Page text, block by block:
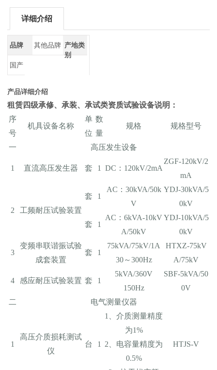
详细介绍
品牌 其他品牌 产地类
别
国产
产品详细介绍
租赁四级承修、承装、承试类资质试验设备说明：
序
号
机具设备名称
单
位
数
量
规格 规格型号
一 高压发生设备
1 直流高压发生器 套 1 DC：120kV/2mA
ZGF-120kV/2
mA
2 工频耐压试验装置
套 1
AC：30kVA/50k
V
YDJ-30kVA/5
0kV
套 1
AC：6kVA-10kV
A/50kV
YDJ-10kVA/5
0kV
3
变频串联谐振试验
成套装置
套 1
75kVA/75kV/1A
30～300Hz
HTXZ-75kV
A/75kV
4 感应耐压试验装置 套 1
5kVA/360V
150Hz
SBF-5kVA/50
0V
二
电气测量仪器
1
高压介质损耗测试
仪
台 1
1、介质测量精度
为1%
2、电容量精度为
0.5%
HTJS-V